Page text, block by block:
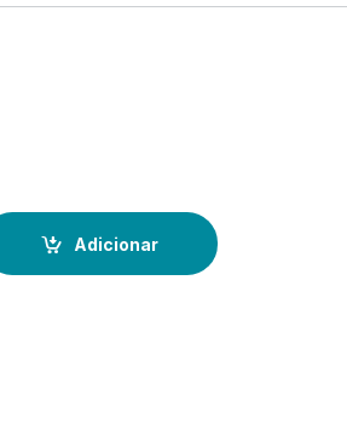
Adicionar